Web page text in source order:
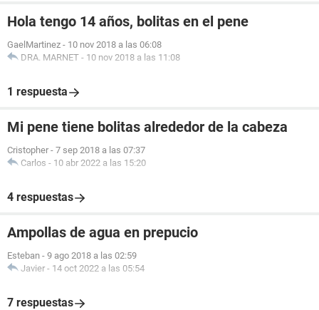
Hola tengo 14 años, bolitas en el pene
GaelMartinez - 10 nov 2018 a las 06:08
DRA. MARNET - 10 nov 2018 a las 11:08
1 respuesta
Mi pene tiene bolitas alrededor de la cabeza
Cristopher - 7 sep 2018 a las 07:37
Carlos - 10 abr 2022 a las 15:20
4 respuestas
Ampollas de agua en prepucio
Esteban - 9 ago 2018 a las 02:59
Javier - 14 oct 2022 a las 05:54
7 respuestas